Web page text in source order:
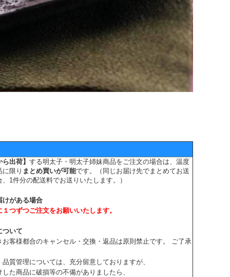
出荷】 する明太子・明太子姉妹商品をご注文の場合は、 温度
に限り まとめ買いが可能です。（同じお届け先でまとめてお送
1件分の配送料でお送りいたします。）
がある場合
つずつご注文をお願いいたします。
いて
お客様都合のキャンセル・交換・返品は原則禁止です。 ご了承
質管理については、充分留意しておりますが、
た商品に破損等の不備がありましたら、